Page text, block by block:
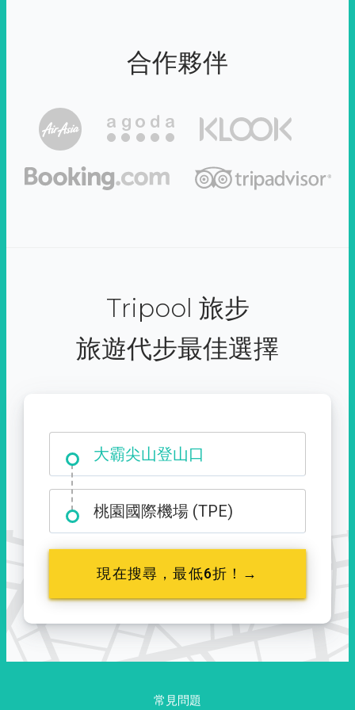
合作夥伴
Tripool 旅步
旅遊代步最佳選擇
大霸尖山登山口
桃園國際機場 (TPE)
現在搜尋，最低6折！→
常見問題